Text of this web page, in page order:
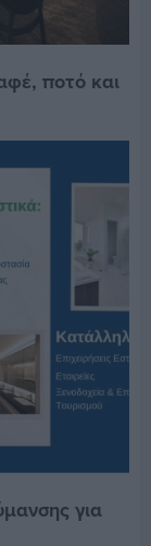
ποτό και
για